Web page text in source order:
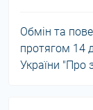
Обмін та
протягом 14
України "Про